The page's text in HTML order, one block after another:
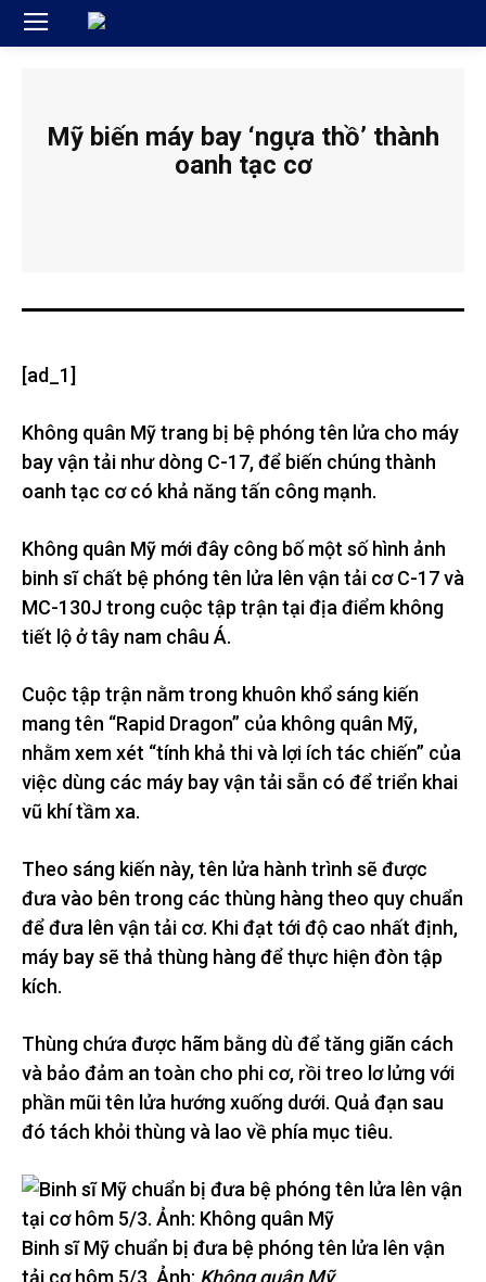
Mỹ biến máy bay ‘ngựa thồ’ thành
oanh tạc cơ
[ad_1]
Không quân Mỹ trang bị bệ phóng tên lửa cho máy
bay vận tải như dòng C-17, để biến chúng thành
oanh tạc cơ có khả năng tấn công mạnh.
Không quân Mỹ mới đây công bố một số hình ảnh
binh sĩ chất bệ phóng tên lửa lên vận tải cơ C-17 và
MC-130J trong cuộc tập trận tại địa điểm không
tiết lộ ở tây nam châu Á.
Cuộc tập trận nằm trong khuôn khổ sáng kiến
mang tên “Rapid Dragon” của không quân Mỹ,
nhằm xem xét “tính khả thi và lợi ích tác chiến” của
việc dùng các máy bay vận tải sẵn có để triển khai
vũ khí tầm xa.
Theo sáng kiến này, tên lửa hành trình sẽ được
đưa vào bên trong các thùng hàng theo quy chuẩn
để đưa lên vận tải cơ. Khi đạt tới độ cao nhất định,
máy bay sẽ thả thùng hàng để thực hiện đòn tập
kích.
Thùng chứa được hãm bằng dù để tăng giãn cách
và bảo đảm an toàn cho phi cơ, rồi treo lơ lửng với
phần mũi tên lửa hướng xuống dưới. Quả đạn sau
đó tách khỏi thùng và lao về phía mục tiêu.
Binh sĩ Mỹ chuẩn bị đưa bệ phóng tên lửa lên vận